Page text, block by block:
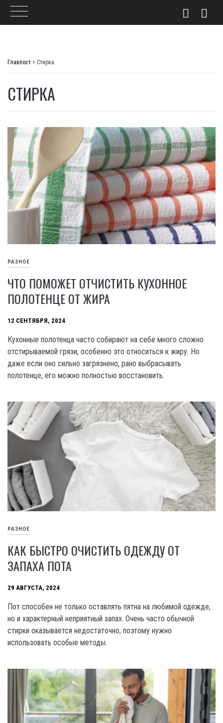
Главпост > Стирка
СТИРКА
РАЗНОЕ
ЧТО ПОМОЖЕТ ОТЧИСТИТЬ КУХОННОЕ
ПОЛОТЕНЦЕ ОТ ЖИРА
12 СЕНТЯБРЯ, 2024
Кухонные полотенца часто собирают на себе много сложно
отстирываемой грязи, особенно это относиться к жиру. Но
даже если оно сильно загрязнено, рано выбрасывать
полотенце, его можно полностью восстановить.
РАЗНОЕ
КАК БЫСТРО ОЧИСТИТЬ ОДЕЖДУ ОТ
ЗАПАХА ПОТА
29 АВГУСТА, 2024
Пот способен не только оставлять пятна на любимой одежде,
но и характерный неприятный запах. Очень часто обычной
стирки оказывается недостаточно, поэтому нужно
использовать особые методы.